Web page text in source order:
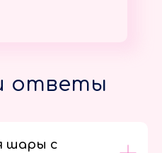
ответы
шары с